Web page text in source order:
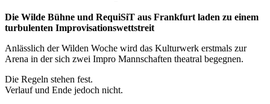
Die Wilde Bühne und RequiSiT aus Frankfurt laden zu einem
turbulenten Improvisationswettstreit
Anlässlich der Wilden Woche wird das Kulturwerk erstmals zur
Arena in der sich zwei Impro Mannschaften theatral begegnen.
Die Regeln stehen fest.
Verlauf und Ende jedoch nicht.